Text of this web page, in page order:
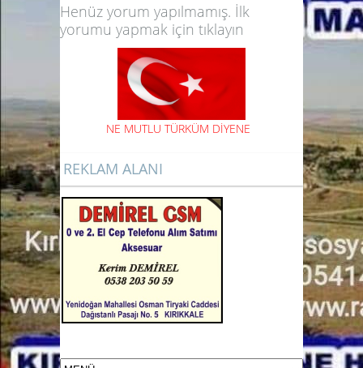
Henüz yorum yapılmamış. İlk
yorumu yapmak için tıklayın
NE MUTLU TÜRKÜM DİYENE
REKLAM ALANI